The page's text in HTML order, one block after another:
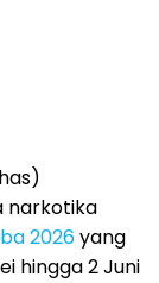
narkotika
2026yang
hingga 2 Juni